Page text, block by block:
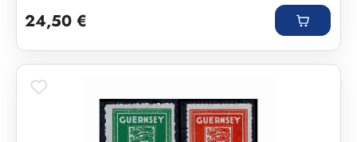
24,50 €